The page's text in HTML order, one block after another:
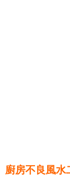
廚房不良風水